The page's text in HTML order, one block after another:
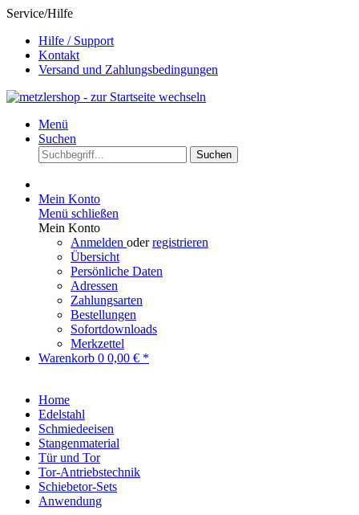
Service/Hilfe
Hilfe / Support
Kontakt
Versand und Zahlungsbedingungen
Menü
Suchen
Suchen
Mein Konto
Menü schließen
Mein Konto
Anmelden oderregistrieren
Übersicht
Persönliche Daten
Adressen
Zahlungsarten
Bestellungen
Sofortdownloads
Merkzettel
Warenkorb 0 0,00 € *
Home
Edelstahl
Schmiedeeisen
Stangenmaterial
Tür und Tor
Tor-Antriebstechnik
Schiebetor-Sets
Anwendung